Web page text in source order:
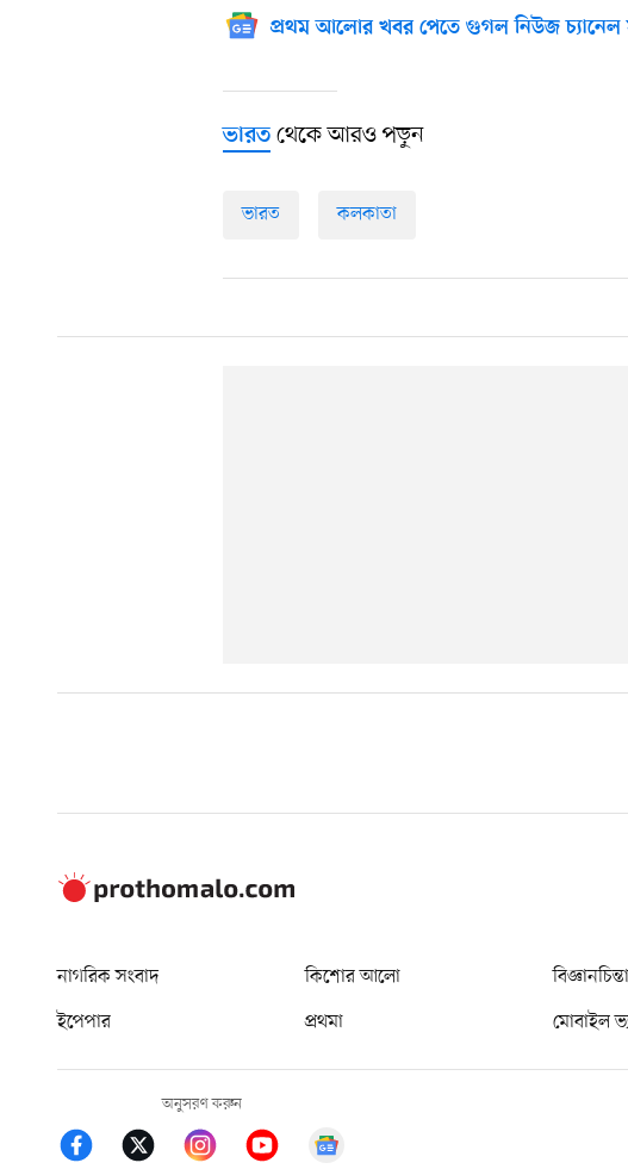
প্রথম আলোর খবর পেতে গুগল নিউজ
ভারত থেকে আরও পড়ুন
ভারত কলকাতা
নাগরিক সংবাদ কিশোর আলো বিজ্ঞানচিন্তা
ইপেপার
প্রথমা মোবাইল
অনুসরণ করুন